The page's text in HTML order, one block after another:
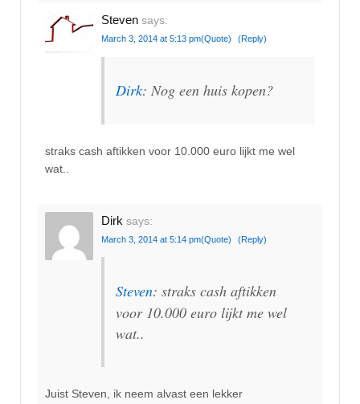
Steven says:
March 3, 2014 at 5:13 pm(Quote) (Reply)
Dirk: Nog een huis kopen?
straks cash aftikken voor 10.000 euro lijkt me wel
wat..
Dirk says:
March 3, 2014 at 5:14 pm(Quote) (Reply)
Steven: straks cash aftikken
voor 10.000 euro lijkt me wel
wat..
Juist Steven, ik neem alvast een lekker